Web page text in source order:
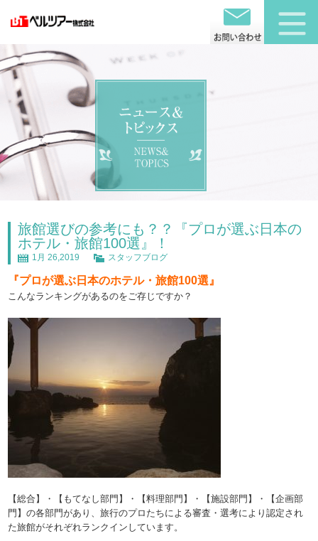
旅館選びの参考にも？？『プロが選ぶ日本の
ホテル・旅館100選』！
1月 26,2019 スタッフブログ
『プロが選ぶ日本のホテル・旅館100選』
こんなランキングがあるのをご存じですか？
【総合】・【もてなし部門】・【料理部門】・【施設部門】・【企画部
門】の各部門があり、旅行のプロたちによる審査・選考により認定され
た旅館がそれぞれランクインしています。